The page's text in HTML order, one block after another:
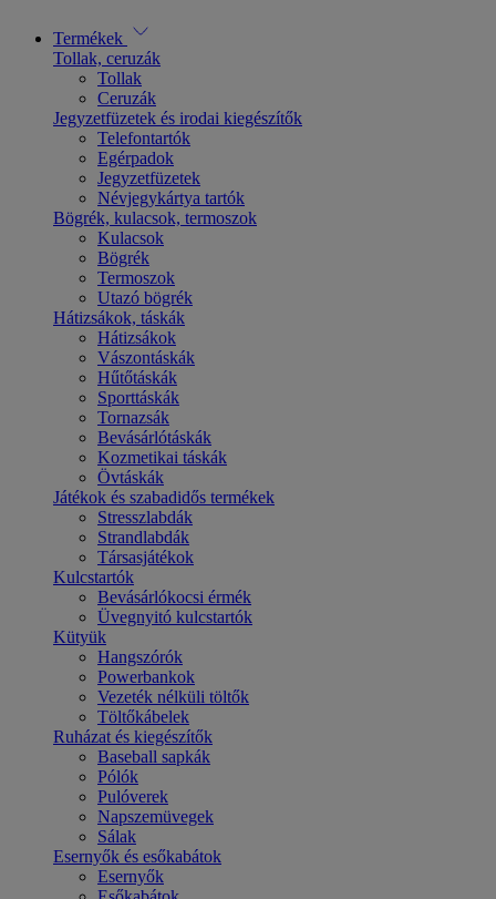
Termékek
Tollak, ceruzák
Tollak
Ceruzák
Jegyzetfüzetek és irodai kiegészítők
Telefontartók
Egérpadok
Jegyzetfüzetek
Névjegykártya tartók
Bögrék, kulacsok, termoszok
Kulacsok
Bögrék
Termoszok
Utazó bögrék
Hátizsákok, táskák
Hátizsákok
Vászontáskák
Hűtőtáskák
Sporttáskák
Tornazsák
Bevásárlótáskák
Kozmetikai táskák
Övtáskák
Játékok és szabadidős termékek
Stresszlabdák
Strandlabdák
Társasjátékok
Kulcstartók
Bevásárlókocsi érmék
Üvegnyitó kulcstartók
Kütyük
Hangszórók
Powerbankok
Vezeték nélküli töltők
Töltőkábelek
Ruházat és kiegészítők
Baseball sapkák
Pólók
Pulóverek
Napszemüvegek
Sálak
Esernyők és esőkabátok
Esernyők